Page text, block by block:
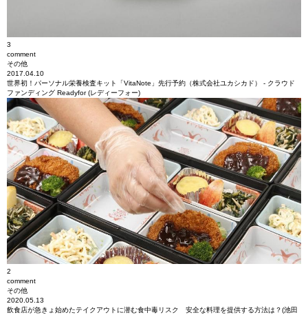
3
comment
その他
2017.04.10
世界初！パーソナル栄養検査キット「VitaNote」先行予約（株式会社ユカシカド） - クラウド
ファンディング Readyfor (レディーフォー)
2
comment
その他
2020.05.13
飲食店が急きょ始めたテイクアウトに潜む食中毒リスク 安全な料理を提供する方法は？(池田